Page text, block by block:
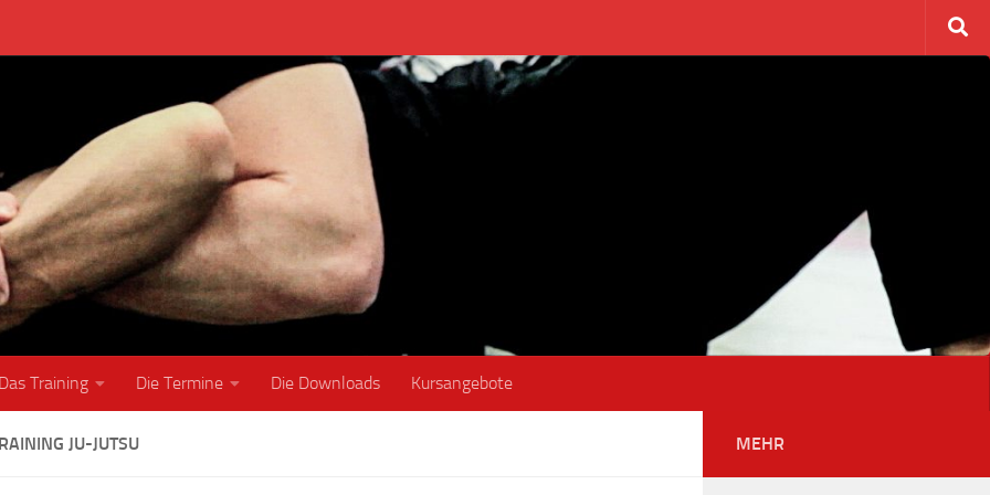
Das Training Die Termine Die Downloads Kursangebote
JU-JUTSU MEHR